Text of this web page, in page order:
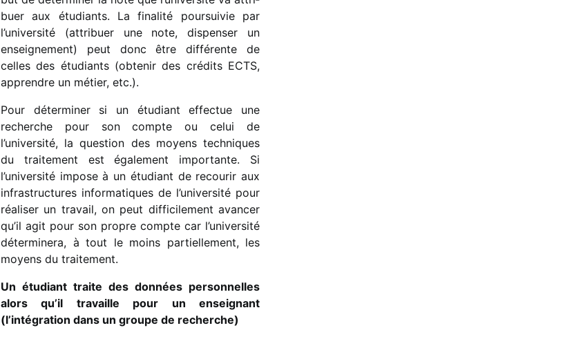
buer aux étudiants. La fina­lité pour­sui­vie par
l’université (attri­buer une note, dispen­ser un
ensei­gne­ment) peut donc être diffé­rente de
celles des étudiants (obte­nir des crédits ECTS,
apprendre un métier, etc.).
Pour déter­mi­ner si un étudiant effec­tue une
recherche pour son compte ou celui de
l’université, la ques­tion des moyens tech­niques
du trai­te­ment est égale­ment impor­tante. Si
l’université impose à un étudiant de recou­rir aux
infra­struc­tures infor­ma­tiques de l’université pour
réali­ser un travail, on peut diffi­ci­le­ment avan­cer
qu’il agit pour son propre compte car l’université
déter­mi­nera, à tout le moins partiel­le­ment, les
moyens du traitement.
Un étudiant traite des données person­nelles
alors qu’il travaille pour un ensei­gnant
(l’intégration dans un groupe de recherche)